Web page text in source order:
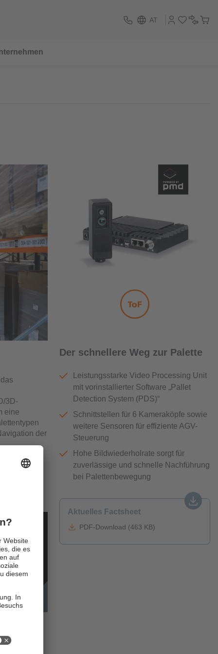
AT
3D-
eine
der
von
sodass
Der schnellere Weg zur Palette
Leistungsstarke Video Processing Unit
mit vorinstallierter Software „Pallet
Detection System (PDS)“
Schnittstellen für 6 Kameraköpfe sowie
weitere Sensoren für effiziente AGV-
Steuerung
Hohe Bildwiederholrate sorgt für
zuverlässige und schnelle Nachführung
bei Palettenbewegung
Aktuelles Factsheet
PDF-Download (463 KB)